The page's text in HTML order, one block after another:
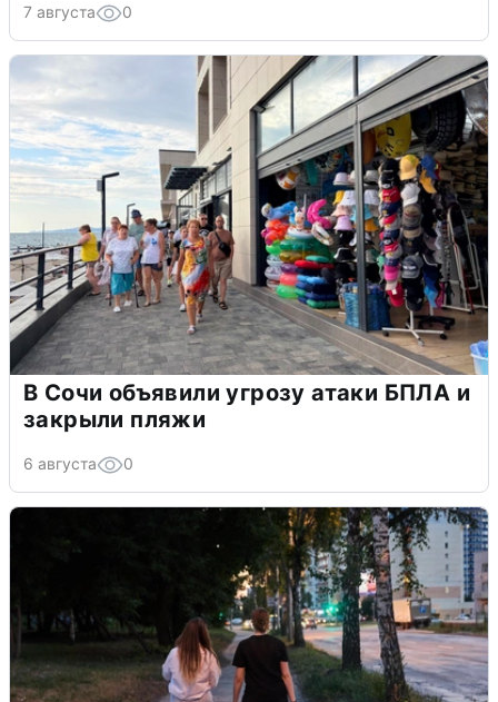
7 августа 0
В Сочи объявили угрозу атаки БПЛА и
закрыли пляжи
6 августа 0